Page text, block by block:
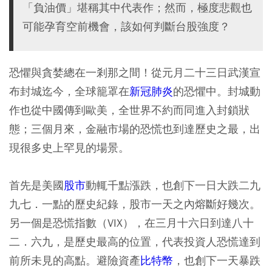
「負油價」堪稱其中代表作；然而，極度悲觀也
可能孕育空前機會，該如何判斷台股強度？
恐懼與貪婪總在一剎那之間！從元月二十三日武漢宣
布封城迄今，全球籠罩在新冠肺炎的恐懼中。封城動
作也從中國傳到歐美，全世界不約而同進入封鎖狀
態；三個月來，金融市場的恐慌也到達歷史之最，出
現很多史上罕見的場景。
首先是美國股市動輒千點漲跌，也創下一日大跌二九
九七．一點的歷史紀錄，股市一天之內熔斷好幾次。
另一個是恐慌指數（VIX），在三月十六日到達八十
二．六九，是歷史最高的位置，代表投資人恐慌達到
前所未見的高點。避險資產比特幣 ，也創下一天暴跌